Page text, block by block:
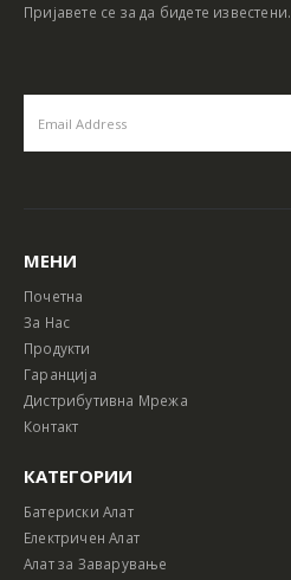
Пријавете се за да бидете известени.
МЕНИ
Почетна
За Нас
Продукти
Гаранција
Дистрибутивна Мрежа
Контакт
КАТЕГОРИИ
Батериски Алат
Електричен Алат
Алат за Заварување